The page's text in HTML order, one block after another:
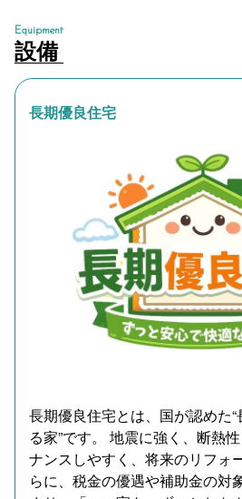
Equipment
設備
長期優良住宅
長期優良住宅とは、国が認めた
る家”です。 地震に強く、断熱
ナンスしやすく、将来のリフォ
らに、税金の優遇や補助金の対